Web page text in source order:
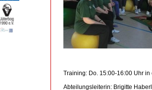
Training: Do. 15:00-16:00 Uhr
Abteilungsleiterin: Brigitte